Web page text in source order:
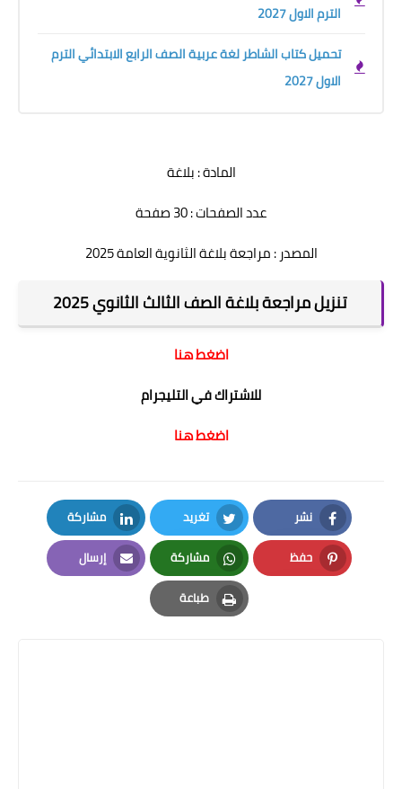
الترم الاول 2027
تحميل كتاب الشاطر لغة عربية الصف الرابع الابتدائي الترم
الاول 2027
المادة : بلاغة
عدد الصفحات : 30 صفحة
المصدر : مراجعة بلاغة الثانوية العامة 2025
تنزيل مراجعة بلاغة الصف الثالث الثانوي 2025
اضغط هنا
للاشتراك في التليجرام
اضغط هنا
نشر
Facebook
تغريد
Twitter
مشاركة
LinkedIn
حفظ
Pinterest
مشاركة
Whatsapp
إرسال
Email
طباعة
Print